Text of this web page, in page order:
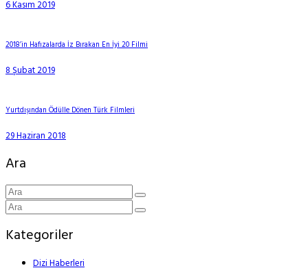
6 Kasım 2019
2018’in Hafızalarda İz Bırakan En İyi 20 Filmi
8 Şubat 2019
Yurtdışından Ödülle Dönen Türk Filmleri
29 Haziran 2018
Ara
Kategoriler
Dizi Haberleri